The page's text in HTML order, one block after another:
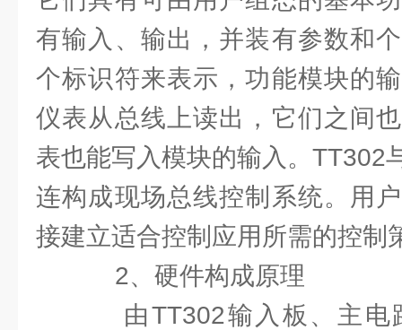
有输入、输出，并装有参数和
个标识符来表示，功能模块的
仪表从总线上读出，它们之间
表也能写入模块的输入。TT302
连构成现场总线控制系统。用
接建立适合控制应用所需的控制
2、硬件构成原理
由TT302输入板、主电